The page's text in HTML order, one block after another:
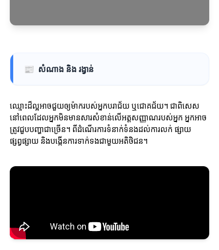
📰 សំណាង និង រង្វាន់
ឈ្មោះដ៏ល្អអាចជួយឲ្យម៉ាករបស់អ្នកបរាជ័យ ឬជោគជ័យ។ ជាពិសេស
នៅពេលដែលអ្នកមិនមានសារសំខាន់លើអត្តសញ្ញាណរបស់អ្នក អ្នកអាច
ត្រូវជួបបញ្ហាជាច្រើន។ ពីដំណើរការទំនាក់ទំនងដល់ការលក់ ផ្សាយ
ផ្សព្វផ្សាយ និងបង្កើនការទាក់ទងជាមួយអតិថិជន។